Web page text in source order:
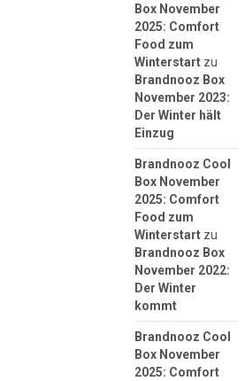
Box November
2025: Comfort
Food zum
Winterstartzu
Brandnooz Box
November 2023:
Der Winter hält
Einzug
Brandnooz Cool
Box November
2025: Comfort
Food zum
Winterstartzu
Brandnooz Box
November 2022:
Der Winter
kommt
Brandnooz Cool
Box November
2025: Comfort